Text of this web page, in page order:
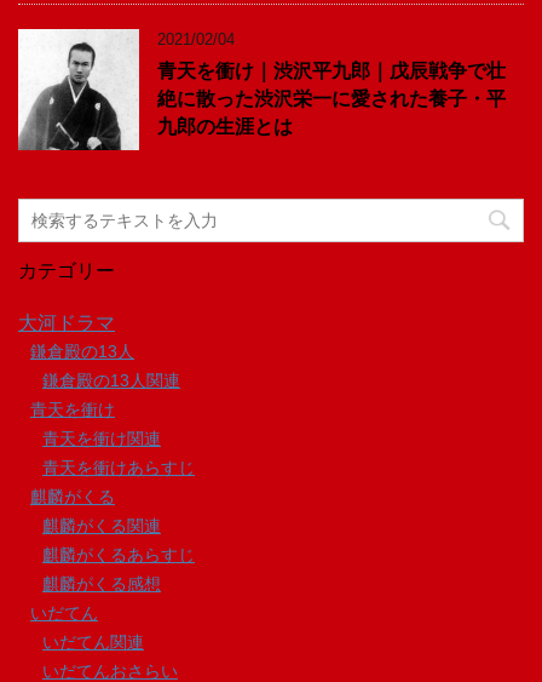
2021/02/04
青天を衝け｜渋沢平九郎｜戊辰戦争で壮
絶に散った渋沢栄一に愛された養子・平
九郎の生涯とは
カテゴリー
大河ドラマ
鎌倉殿の13人
鎌倉殿の13人関連
青天を衝け
青天を衝け関連
青天を衝けあらすじ
麒麟がくる
麒麟がくる関連
麒麟がくるあらすじ
麒麟がくる感想
いだてん
いだてん関連
いだてんおさらい